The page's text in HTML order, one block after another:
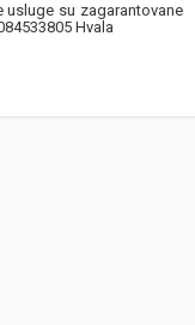
usluge su zagarantovane
Hvala